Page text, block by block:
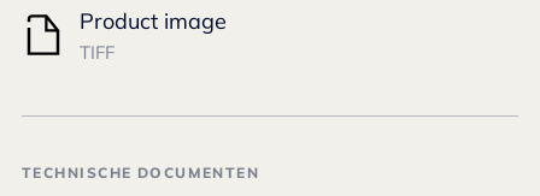
Product image
TIFF
TECHNISCHE DOCUMENTEN